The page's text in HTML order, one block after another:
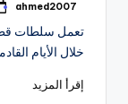
تمّ
بواسطة
ahmed2007
تعمل سلطات
خلال الأيام
إقرأ المزيد